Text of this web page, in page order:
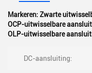
Markeren: Zwarte
OCP-uitwisselbare
OLP-uitwisselbare
DC-aansluiting: